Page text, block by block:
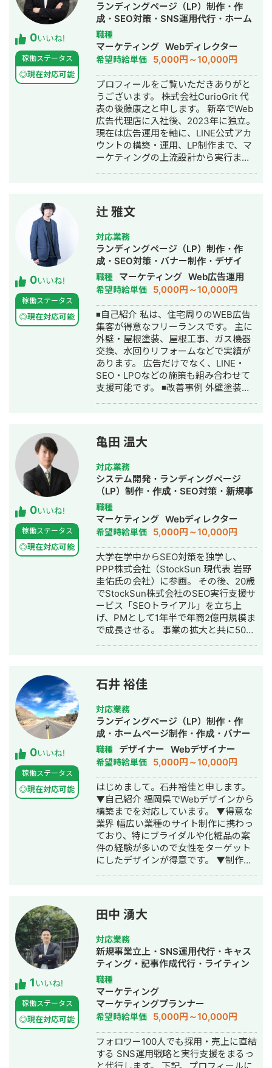
す。だからこそ、コスト・人手・時間
が限られた環境でもリアルな提案がで
きます。 こんな方にご連絡ください 経
営課題はあるが、何から手をつければ
いいかわからない デザインと経営の相
談を別々にするのが面倒 地方在住で良
質な相談相手が見つからない コストを
抑えつつ、本質的な改善をしたい 正直
に、気を使わず話せる相手を探してい
る 対応可能なサービス一覧 Webサイト
制作：ホームページ制作、LP制作 経営
相談：課題可視化・図解・優先順位整
理・戦略立案サポート バナー制作：広
告バナー・SNS投稿画像・ヘッダー・
刺・パンフレット・チラシ・会社案内
記事：金融記事、人事記事 その他：フ
ロー図・組織図・提案資料のビジュア
ル化 AI使用可：Gensparkをはじめと
するAIツールの使用経験があります。
対応エリア・連絡方法 オンライン： 全
国どこでも対応（Zoom / Google Meet
/ チャット） 対面： 交通費をご負担い
ただける場合、全国対応可能 📩 まずは
お気軽にメッセージをお送りくださ
い。 「どんな相談ができますか？」と
いう問い合わせだけでも大歓迎です。
初回は状況をお聞きするだけのご相談
も承ります。
をハックしています。 また、医療広告
ガイドライン、薬機法にも対応した知
見もあり安全性にも対応しておりま
す。 ■実績■ ・某美容系ビックワード
で圏外→10位以内（半年） ・美容施術
系ビッグワード 2位 ・新規患者数PV
が3ヶ月で２倍 ・半年で新規患者数が
1.5倍！
0いいね!
稼働ステータス
◎現在対応可能
ランディングページ（LP）制作・作
成・SEO対策・SNS運用代行・ホーム
ページ制作・作成・バナー制作・デザ
イン・リスティング広告運用代行・オ
ウンドメディア制作・構築・運用代
行・採用代行・AI活用
職種
マーケティング Webディレクター
希望時給単価 5,000円～10,000円
プロフィールをご覧いただきありがと
うございます。 株式会社CurioGrit 代
表の後藤康之と申します。 新卒でWeb
広告代理店に入社後、2023年に独立。
現在は広告運用を軸に、LINE公式アカ
ウントの構築・運用、LP制作まで、マ
ーケティングの上流設計から実行まで
す。 広告・SEO・SNSで新規流入を獲
得 → LP・導線設計でLINEに誘導 → 教
育 → CV この全体フローの設計・実行
が強みです。 ▼対応ツール・領域 GA4
/ GTM / Looker Studio / Lステップ・L
Message（エルメ）/ LP制作 / バナ
ー・動画制作 / SEO / SNS運用 ▼対応
可能な広告媒体 Google広告（検索・デ
ィスプレイ・P-MAX・YouTube）/
Yahoo!広告 / Meta広告（Facebook・
Instagram）/ LINE広告 / TikTok広告 /
X広告 / SmartNews広告 / Outbrain /
Taboola ▼代表的な実績 ・Meta広告で
ROI維持のまま月予算200万→1,200万
円まで拡大（オンラインアシスタント
事業） ・LINE友だち約9,700人獲得、
テイクアウト売上前年比121%達成（飲
クール / BtoB ▼サービス内容 ①LINE
公式アカウント構築・運用（初期15万
円〜 / 月額5万円〜） ②広告運用代行
（固定5万円 / 手数料20％）
0いいね!
稼働ステータス
◎現在対応可能
辻 雅文
対応業務
ランディングページ（LP）制作・作
成・SEO対策・バナー制作・デザイ
ン・リスティング広告運用代行
職種 マーケティング Web広告運用
希望時給単価 5,000円～10,000円
◾️自己紹介 私は、住宅周りのWEB広告
集客が得意なフリーランスです。 主に
外壁・屋根塗装、屋根工事、ガス機器
交換、水回りリフォームなどで実績が
あります。 広告だけでなく、LINE・
SEO・LPOなどの施策も組み合わせて
支援可能です。 ◾️改善事例 外壁塗装
CPA¥30,000→¥16,000 ◾️フリーランス
名鑑をご覧の方へ 「WEB集客したいけ
ど、何からやればいいかわからな
い・・・」 という方も無料で相談に乗
りますので、気軽にお問い合わせ下さ
い！
0いいね!
稼働ステータス
◎現在対応可能
亀田 温大
対応業務
システム開発・ランディングページ
（LP）制作・作成・SEO対策・新規事
業立上・SNS運用代行・記事作成代
行・ライティング・ホームページ制
作・作成・バナー制作・デザイン・ロ
ゴデザイン・作成・イラスト制作・リ
スティング広告運用代行・オウンドメ
ディア制作・構築・運用代行
職種
マーケティング Webディレクター
希望時給単価 5,000円～10,000円
大学在学中からSEO対策を独学し、
PPP株式会社（StockSun 現代表 岩野
圭佑氏の会社）に参画。 その後、20歳
でStockSun株式会社のSEO実行支援サ
ービス「SEOトライアル」を立ち上
げ、PMとして1年半で年商2億円規模ま
で成長させる。 事業の拡大と共に50名
修、Webサイト制作から一気通貫のご
支援も可能 月間300本以上の記事制作/
リライト、200本の被リンク獲得代
行、常時10サイトの内部SEO改修の実
行支援をディレクション。 常時70件以
上のクライアント対応の統括。1年で対
応したクライアントは200件以上。 プ
ロのセールスライターチームも束ね、
記事はもちろん、LPのコンテンツ、
SNS広告のテキスト、アウトバウンド
営業文面の作成など売上にインパクト
があるコピーの制作を主に担当 熱量の
ある実行支援が魅力。 現場に活気と成
果を届けます。
0いいね!
稼働ステータス
◎現在対応可能
石井 裕佳
対応業務
ランディングページ（LP）制作・作
成・ホームページ制作・作成・バナー
制作・デザイン・ロゴデザイン・作成
職種 デザイナー Webデザイナー
希望時給単価 5,000円～10,000円
はじめまして。石井裕佳と申します。
▼自己紹介 福岡県でWebデザインから
構築までを対応しています。 ▼得意な
業界 幅広い業種のサイト制作に携わっ
ており、特にブライダルや化粧品の案
件の経験が多いので女性をターゲット
にしたデザインが得意です。 ▼制作実
しております。 また、デザイン・コー
ディングを一貫して行えるのでスピー
ディーかつ柔軟な対応が可能です。 デ
ザインのみのご相談、コーディングの
みのご相談も承っておりますのでご相
談ください。
1いいね!
稼働ステータス
◎現在対応可能
田中 湧大
対応業務
新規事業立上・SNS運用代行・キャス
ティング・記事作成代行・ライティン
グ・バナー制作・デザイン・オウンド
メディア制作・構築・運用代行・動画
制作・動画編集・採用代行
職種
マーケティング
マーケティングプランナー
希望時給単価 5,000円～10,000円
フォロワー100人でも採用・売上に直結
する SNS運用戦略と実行支援をまるっ